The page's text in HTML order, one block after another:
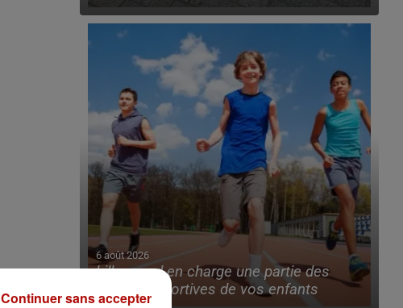
6 août 2026
Lille prend en charge une partie des
licences sportives de vos enfants
Continuer sans accepter